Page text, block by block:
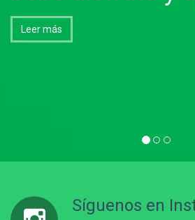
Leer más
Síguenos en